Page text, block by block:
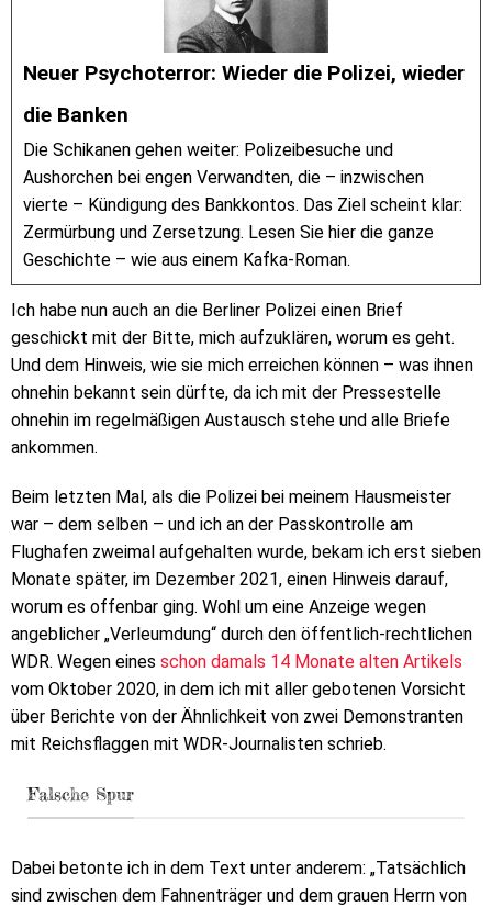
Neuer Psychoterror: Wieder die Polizei, wieder
die Banken
Die Schikanen gehen weiter: Polizeibesuche und
Aushorchen bei engen Verwandten, die – inzwischen
vierte – Kündigung des Bankkontos. Das Ziel scheint klar:
Zermürbung und Zersetzung. Lesen Sie hier die ganze
Geschichte – wie aus einem Kafka-Roman.
Ich habe nun auch an die Berliner Polizei einen Brief
geschickt mit der Bitte, mich aufzuklären, worum es geht.
Und dem Hinweis, wie sie mich erreichen können – was ihnen
ohnehin bekannt sein dürfte, da ich mit der Pressestelle
ohnehin im regelmäßigen Austausch stehe und alle Briefe
ankommen.
Beim letzten Mal, als die Polizei bei meinem Hausmeister
war – dem selben – und ich an der Passkontrolle am
Flughafen zweimal aufgehalten wurde, bekam ich erst sieben
Monate später, im Dezember 2021, einen Hinweis darauf,
worum es offenbar ging. Wohl um eine Anzeige wegen
angeblicher „Verleumdung“ durch den öffentlich-rechtlichen
WDR. Wegen eines schon damals 14 Monate alten Artikels
vom Oktober 2020, in dem ich mit aller gebotenen Vorsicht
über Berichte von der Ähnlichkeit von zwei Demonstranten
mit Reichsflaggen mit WDR-Journalisten schrieb.
Falsche Spur
Dabei betonte ich in dem Text unter anderem: „Tatsächlich
sind zwischen dem Fahnenträger und dem grauen Herrn von